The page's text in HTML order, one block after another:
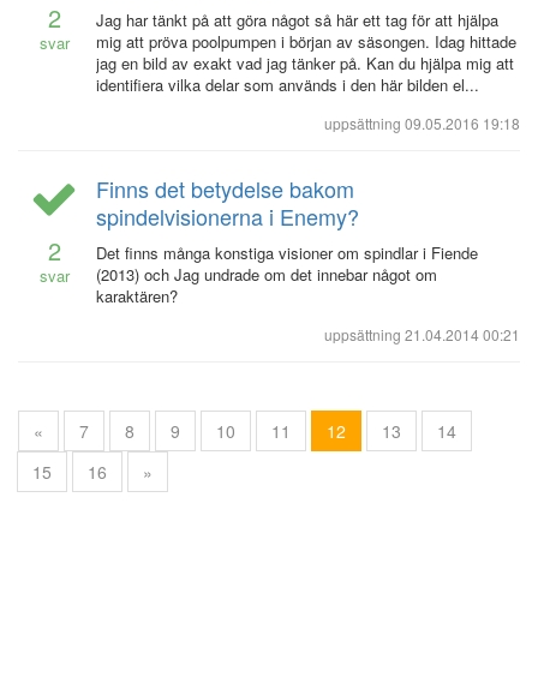
2
svar
Jag har tänkt på att göra något så här ett tag för att hjälpa
mig att pröva poolpumpen i början av säsongen. Idag hittade
jag en bild av exakt vad jag tänker på. Kan du hjälpa mig att
identifiera vilka delar som används i den här bilden el...
uppsättning 09.05.2016 19:18
2
svar
Finns det betydelse bakom
spindelvisionerna i Enemy?
Det finns många konstiga visioner om spindlar i Fiende
(2013) och Jag undrade om det innebar något om
karaktären?
uppsättning 21.04.2014 00:21
« 7 8 9 10 11 12 13
14
15
16 »